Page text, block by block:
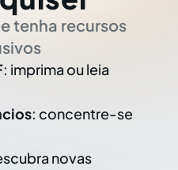
tenha recursos
: imprima ou leia
: concentre-se
novas